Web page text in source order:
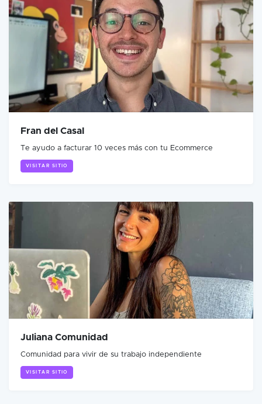
Fran del Casal
Te ayudo a facturar 10 veces más con tu Ecommerce
VISITAR SITIO
Juliana Comunidad
Comunidad para vivir de su trabajo independiente
VISITAR SITIO